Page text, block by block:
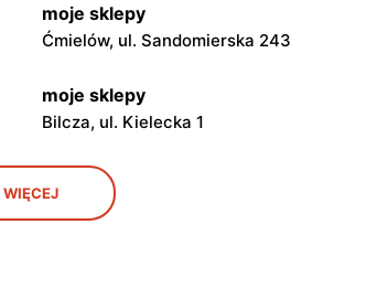
moje sklepy
Ćmielów, ul. Sandomierska 243
moje sklepy
Bilcza, ul. Kielecka 1
moje sklepy
Gorzyce, ul. Szkolna 44
WIĘCEJ